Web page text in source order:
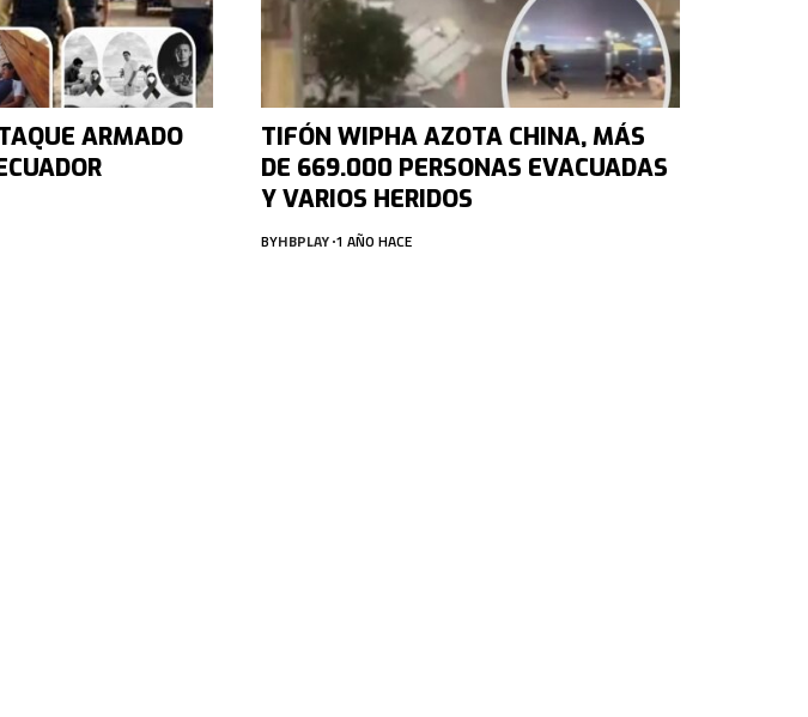
ARMADO
TIFÓN WIPHA AZOTA CHINA, MÁS
DE 669.000 PERSONAS EVACUADAS
Y VARIOS HERIDOS
BYHBPLAY 1 AÑO HACE